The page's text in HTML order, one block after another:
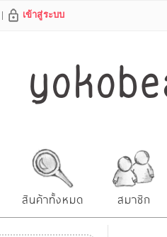
| เข้าสู่ระบบ
สินค้าทั้งหมด สมาชิก